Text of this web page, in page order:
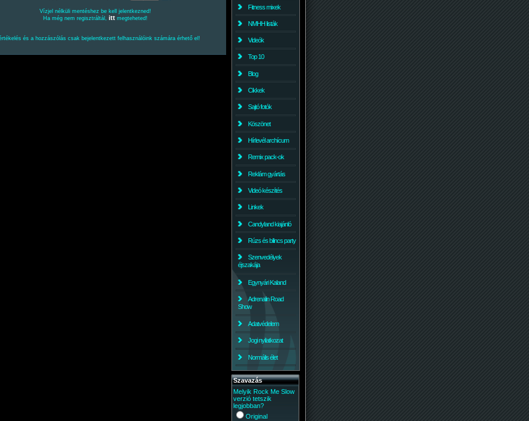
Vízjel nélküli mentéshez be kell jelentkezned!
Ha még nem regisztráltál, ittmegteheted!
és a hozzászólás csak bejelentkezett felhasználóink számára érhető el!
Fitness mixek
NMHH listák
Videók
Top 10
Blog
Cikkek
Sajtó fotók
Köszönet
Hírlevél archícum
Remix pack-ok
Reklám gyártás
Videó készítés
Linkek
Candyland kiajánló
Rúzs és bilincs party
Szenvedélyek
éjszakája
Egynyári Kaland
Adrenalin Road
Show
Adatvédelem
Jogi nyilatkozat
Normális élet
Szavazás
Melyik Rock Me Slow
verzió tetszik
legjobban?
Original